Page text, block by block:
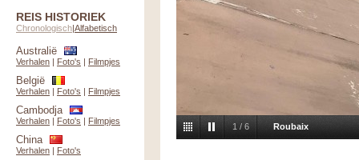
1 / 6 Roubaix
REIS HISTORIEK
Chronologisch|Alfabetisch
Australië
Verhalen | Foto's | Filmpjes
België
Verhalen | Foto's | Filmpjes
Cambodja
Verhalen | Foto's | Filmpjes
China
Verhalen | Foto's